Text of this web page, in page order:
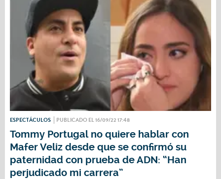
ESPECTÁCULOS PUBLICADO EL 16/09/22 17:48
Tommy Portugal no quiere hablar con
Mafer Veliz desde que se confirmó su
paternidad con prueba de ADN: “Han
perjudicado mi carrera”